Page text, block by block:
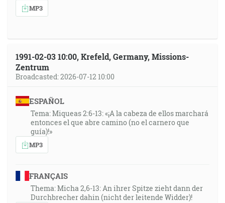
MP3
1991-02-03 10:00, Krefeld, Germany, Missions-
Zentrum
Broadcasted: 2026-07-12 10:00
ESPAÑOL
Tema: Miqueas 2:6-13: «¡A la cabeza de ellos marchará
entonces el que abre camino (no el carnero que
guía)!»
MP3
FRANÇAIS
Thema: Micha 2,6-13: An ihrer Spitze zieht dann der
Durchbrecher dahin (nicht der leitende Widder)!